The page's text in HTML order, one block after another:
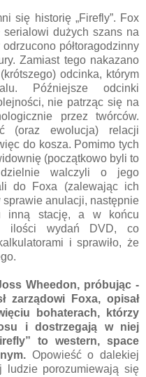
się historię „Firefly”. Fox
dużych szans na
półtoragodzinny
Zamiast tego nakazano
odcinka, którym
Późniejsze odcinki
nie patrząc się na
przez twórców.
(oraz ewolucja) relacji
do kosza. Pomimo tych
(początkowo byli to
walczyli o jego
do Foxa (zalewając ich
anulacji, następnie
inną stację, a w końcu
ilości wydań DVD, co
i sprawiło, że
Wheedon, próbując -
zarządowi Foxa, opisał
bohaterach, którzy
i dostrzegają w niej
to western, space
Opowieść o dalekiej
ludzie porozumiewają się